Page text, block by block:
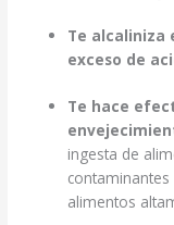
Te alcaliniza
exceso de
Te hace
ingesta de
alimentos